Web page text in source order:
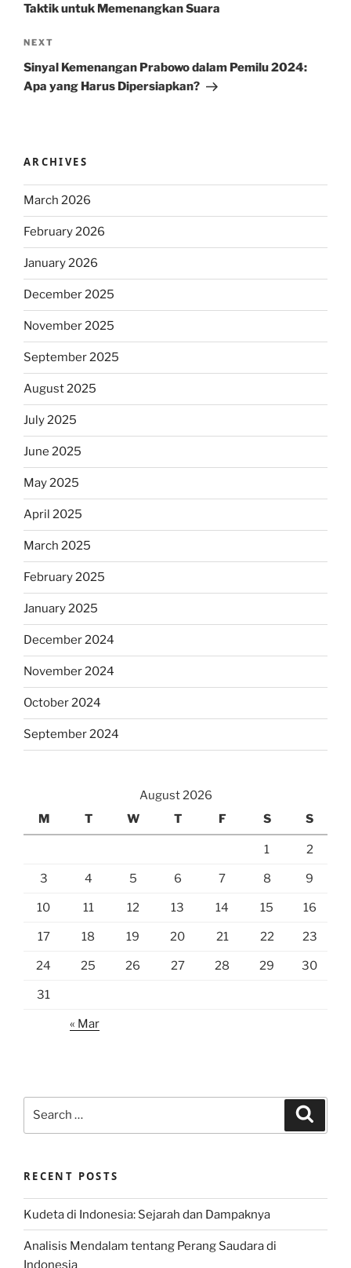
Taktik untuk Memenangkan Suara
Next
Post
NEXT
Sinyal Kemenangan Prabowo dalam Pemilu 2024:
Apa yang Harus Dipersiapkan?
ARCHIVES
March 2026
February 2026
January 2026
December 2025
November 2025
September 2025
August 2025
July 2025
June 2025
May 2025
April 2025
March 2025
February 2025
January 2025
December 2024
November 2024
October 2024
September 2024
August 2026
M
T W T F S S
1 2
3 4 5 6 7 8 9
10 11 12 13 14 15 16
17 18 19 20 21 22 23
24 25 26 27 28 29 30
31
« Mar
RECENT POSTS
Kudeta di Indonesia: Sejarah dan Dampaknya
Analisis Mendalam tentang Perang Saudara di
Indonesia